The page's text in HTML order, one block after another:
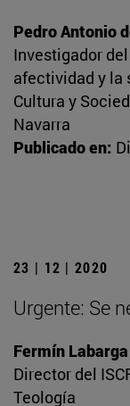
Pedro Antonio
Investigador
afectividad y la
Cultura y
Navarra
Publicado en:
23 | 12 | 2020
Urgente: Se
Fermín Labarga
Director del
Teología